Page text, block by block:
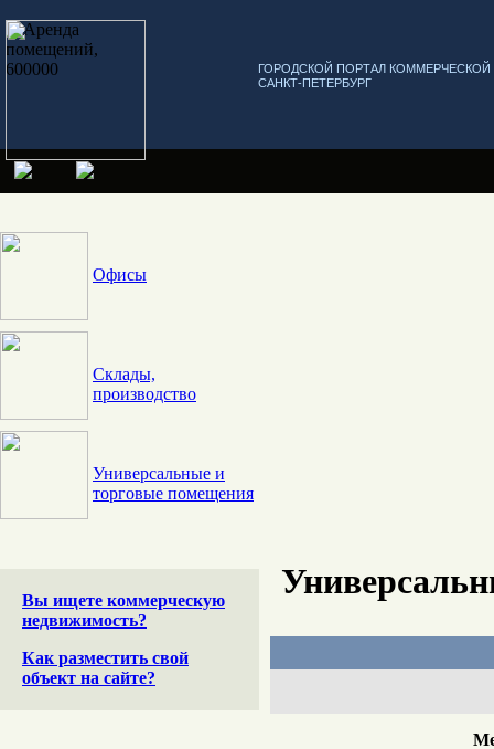
ГОРОДСКОЙ ПОРТАЛ
САНКТ-ПЕТЕРБУРГ
Офисы
Склады,
производство
Универсальные и
торговые помещения
Вы ищете коммерческую
недвижимость?
Как разместить свой
объект на сайте?